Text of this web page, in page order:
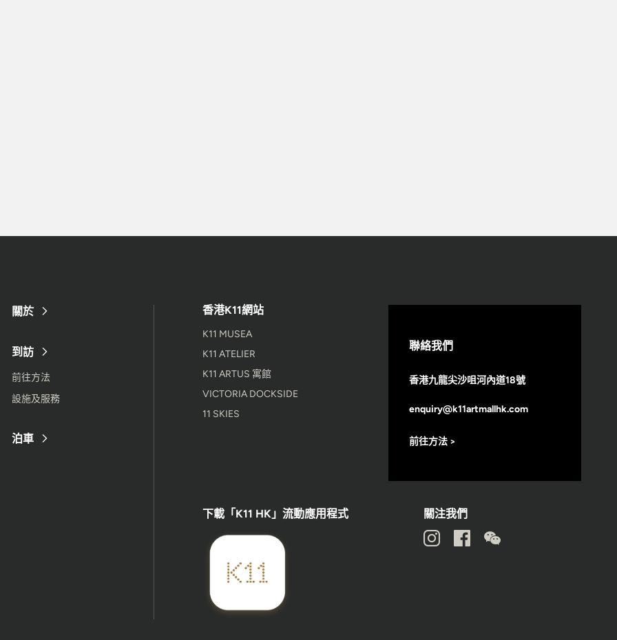
關於
到訪
前往方法
設施及服務
泊車
香港K11網站
K11 MUSEA
K11 ATELIER
K11 ARTUS 寓館
VICTORIA DOCKSIDE
11 SKIES
聯絡我們
香港九龍尖沙咀河內道18號
enquiry@k11artmallhk.com
前往方法 >
下載「K11 HK」流動應用程式 關注我們